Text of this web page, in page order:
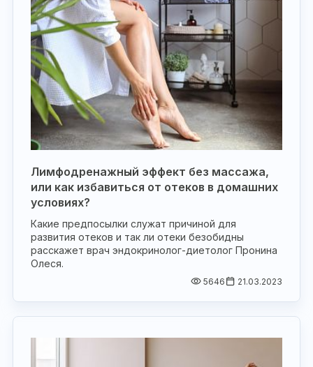
Лимфодренажный эффект без массажа,
или как избавиться от отеков в домашних
условиях?
Какие предпосылки служат причиной для
развития отеков и так ли отеки безобидны
расскажет врач эндокринолог-диетолог Пронина
Олеся.
5646 21.03.2023